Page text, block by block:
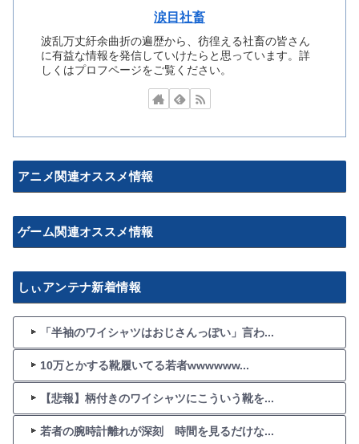
涙目社畜
波乱万丈紆余曲折の遍歴から、彷徨える社畜の皆さん
に有益な情報を発信していけたらと思っています。詳
しくはプロフページをご覧ください。
アニメ関連オススメ情報
ゲーム関連オススメ情報
しぃアンテナ新着情報
「半袖のワイシャツはおじさんっぽい」言わ...
10万とかする靴履いてる若者wwwwww...
【悲報】柄付きのワイシャツにこういう靴を...
若者の腕時計離れが深刻 時間を見るだけな...